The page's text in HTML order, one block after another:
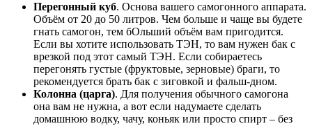
Перегонный куб. Основа вашего самогонного аппарата.
Объём от 20 до 50 литров. Чем больше и чаще вы будете
гнать самогон, тем бОльший объём вам пригодится.
Если вы хотите использовать ТЭН, то вам нужен бак с
врезкой под этот самый ТЭН. Если собираетесь
перегонять густые (фруктовые, зерновые) браги, то
рекомендуется брать бак с зиговкой и фальш-дном.
Колонна (царга). Для получения обычного самогона
она вам не нужна, а вот если надумаете сделать
домашнюю водку, чачу, коньяк или просто спирт – без